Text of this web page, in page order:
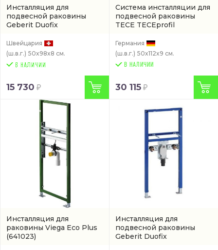
Инсталляция для
подвесной раковины
Geberit Duofix
Швейцария
(ш.в.г.) 50x98x8 см.
15 730
Система инсталляции для
подвесной раковины
TECE TECEprofil
Германия
(ш.в.г.) 50x112x9 см.
В НАЛИЧИИ
30 115
Инсталляция для
раковины Viega Eco Plus
(641023)
Инсталляция для
подвесной раковины
Geberit Duofix